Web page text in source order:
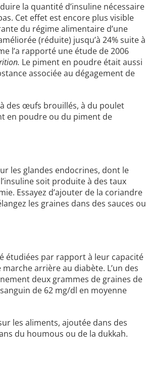
la quantité d’insuline nécessaire
Cet effet est encore plus visible
du régime alimentaire d’une
(réduite) jusqu’à 24% suite à
l’a rapporté une étude de 2006
Le piment en poudre était aussi
associée au dégagement de
des œufs brouillés, à du poulet
en poudre ou du piment de
les glandes endocrines, dont le
soit produite à des taux
Essayez d’ajouter de la coriandre
les graines dans des sauces ou
étudiées par rapport à leur capacité
arrière au diabète. L’un des
deux grammes de graines de
de 62 mg/dl en moyenne
les aliments, ajoutée dans des
du houmous ou de la dukkah.